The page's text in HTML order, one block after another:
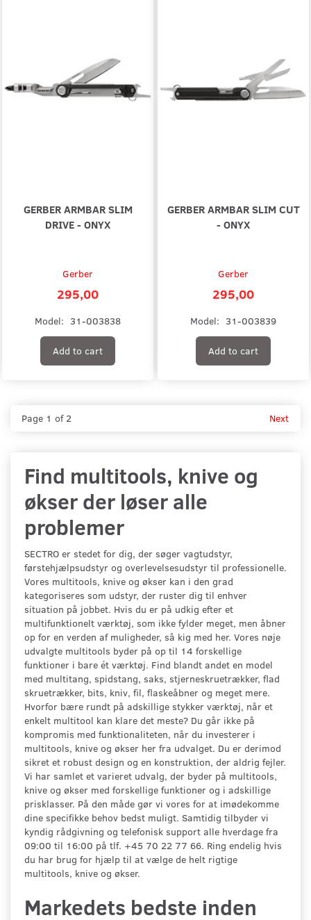
GERBER ARMBAR SLIM
DRIVE - ONYX
Gerber
295,00
Model: 31-003838
Add to cart
GERBER ARMBAR SLIM CUT
- ONYX
Gerber
295,00
Model: 31-003839
Add to cart
Page 1 of 2 Next
Find multitools, knive og
økser der løser alle
problemer
SECTRO er stedet for dig, der søger vagtudstyr,
førstehjælpsudstyr og overlevelsesudstyr til professionelle.
Vores multitools, knive og økser kan i den grad
kategoriseres som udstyr, der ruster dig til enhver
situation på jobbet. Hvis du er på udkig efter et
multifunktionelt værktøj, som ikke fylder meget, men åbner
op for en verden af muligheder, så kig med her. Vores nøje
udvalgte multitools byder på op til 14 forskellige
funktioner i bare ét værktøj. Find blandt andet en model
med multitang, spidstang, saks, stjerneskruetrækker, flad
skruetrækker, bits, kniv, fil, flaskeåbner og meget mere.
Hvorfor bære rundt på adskillige stykker værktøj, når et
enkelt multitool kan klare det meste? Du går ikke på
kompromis med funktionaliteten, når du investerer i
multitools, knive og økser her fra udvalget. Du er derimod
sikret et robust design og en konstruktion, der aldrig fejler.
Vi har samlet et varieret udvalg, der byder på multitools,
knive og økser med forskellige funktioner og i adskillige
prisklasser. På den måde gør vi vores for at imødekomme
dine specifikke behov bedst muligt. Samtidig tilbyder vi
kyndig rådgivning og telefonisk support alle hverdage fra
09:00 til 16:00 på tlf. +45 70 22 77 66. Ring endelig hvis
du har brug for hjælp til at vælge de helt rigtige
multitools, knive og økser.
Markedets bedste inden